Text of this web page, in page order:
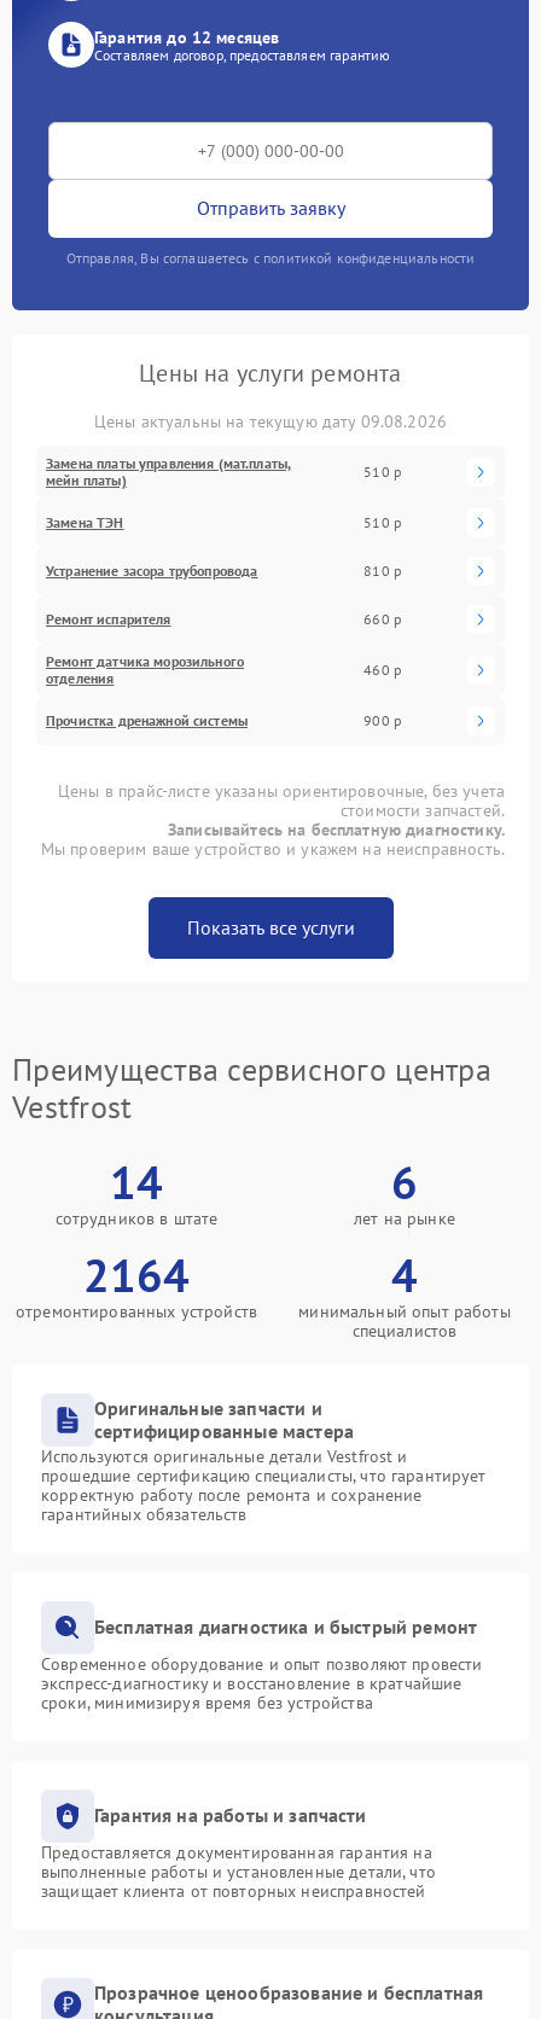
Гарантия до 12 месяцев
Составляем договор, предоставляем гарантию
Отправить заявку
Отправляя, Вы соглашаетесь с политикой конфиденциальности
Цены на услуги ремонта
Цены актуальны на текущую дату 09.08.2026
Замена платы управления (мат.платы,
мейн платы)
510 р
Замена ТЭН 510 р
Устранение засора трубопровода 810 р
Ремонт испарителя 660 р
Ремонт датчика морозильного
отделения
460 р
Прочистка дренажной системы 900 р
Цены в прайс-листе указаны ориентировочные, без учета
стоимости запчастей.
Записывайтесь на бесплатную диагностику.
Мы проверим ваше устройство и укажем на неисправность.
Показать все услуги
Преимущества сервисного центра
Vestfrost
14
сотрудников в штате
6
лет на рынке
2164
отремонтированных устройств
4
минимальный опыт работы
специалистов
Оригинальные запчасти и
сертифицированные мастера
Используются оригинальные детали Vestfrost и
прошедшие сертификацию специалисты, что гарантирует
корректную работу после ремонта и сохранение
гарантийных обязательств
Бесплатная диагностика и быстрый ремонт
Современное оборудование и опыт позволяют провести
экспресс-диагностику и восстановление в кратчайшие
сроки, минимизируя время без устройства
Гарантия на работы и запчасти
Предоставляется документированная гарантия на
выполненные работы и установленные детали, что
защищает клиента от повторных неисправностей
Прозрачное ценообразование и бесплатная